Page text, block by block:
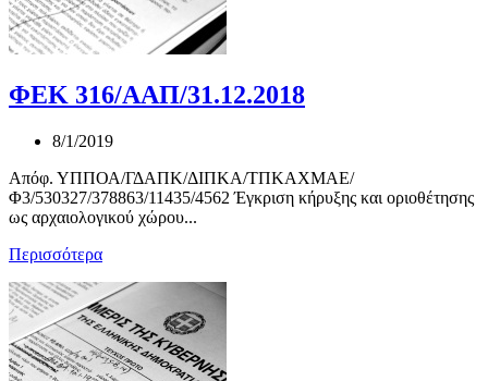
ΦΕΚ 316/ΑΑΠ/31.12.2018
8/1/2019
Απόφ. ΥΠΠΟΑ/ΓΔΑΠΚ/ΔΙΠΚΑ/ΤΠΚΑΧΜΑΕ/
Φ3/530327/378863/11435/4562 Έγκριση κήρυξης και οριοθέτησης
ως αρχαιολογικού χώρου...
Περισσότερα